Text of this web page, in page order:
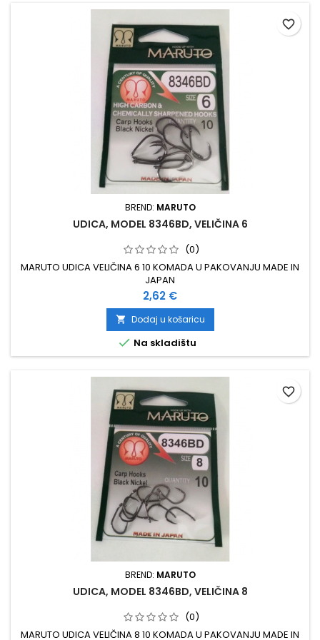
BREND: MARUTO
UDICA, MODEL 8346BD, VELIČINA 6
(0)
MARUTO UDICA VELIČINA 6 10 KOMADA U PAKOVANJU MADE IN
JAPAN
Cijena
2,62 €
 Dodaj u košaricu
 Na skladištu
favorite_border
BREND: MARUTO
UDICA, MODEL 8346BD, VELIČINA 8
(0)
MARUTO UDICA VELIČINA 8 10 KOMADA U PAKOVANJU MADE IN
favorite_border